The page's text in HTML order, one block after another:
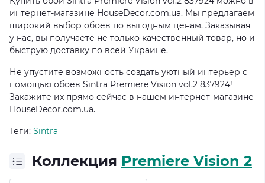
интернет-магазине HouseDecor.com.ua. Мы предлагаем
широкий выбор обоев по выгодным ценам. Заказывая
у нас, вы получаете не только качественный товар, но и
быструю доставку по всей Украине.
Не упустите возможность создать уютный интерьер с
помощью обоев Sintra Premiere Vision vol.2 837924!
Закажите их прямо сейчас в нашем интернет-магазине
HouseDecor.com.ua.
Теги: Sintra
Коллекция Premiere Vision 2